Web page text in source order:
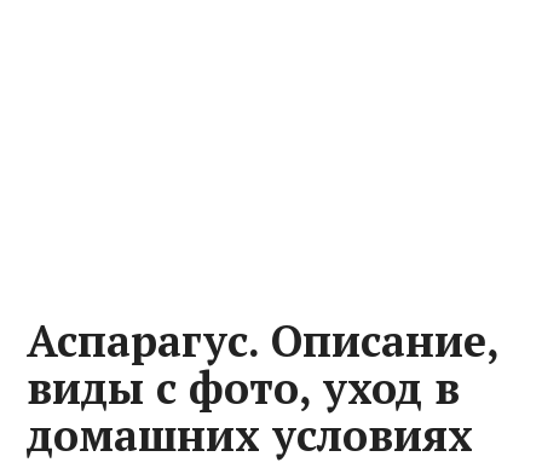
Аспарагус. Описание,
виды с фото, уход в
домашних условиях